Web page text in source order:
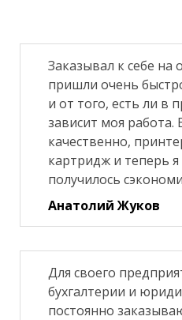
Заказывал к себе на
пришли очень
и от того, есть ли в
зависит моя работа.
качественно,
картридж и теперь
получилось
Анатолий Жуков
Для своего
бухгалтерии и
постоянно